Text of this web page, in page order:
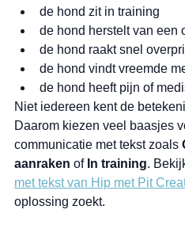
de hond zit in training
de hond herstelt van een
de hond raakt snel
de hond vindt vreemde
de hond heeft pijn of
Niet iedereen kent de
Daarom kiezen veel baasjes
communicatie met tekst zoals
aanraken of In training.
met tekst van Hip met Pit
oplossing zoekt.